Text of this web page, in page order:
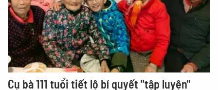
Cụ bà 111 tuổi tiết lộ bí quyết "tập luyện"